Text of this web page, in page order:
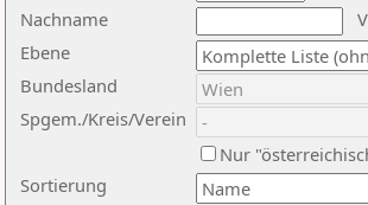
Nachname
Ebene
Sortierung
Bundesland
Spgem./Kreis/Verein
Nur